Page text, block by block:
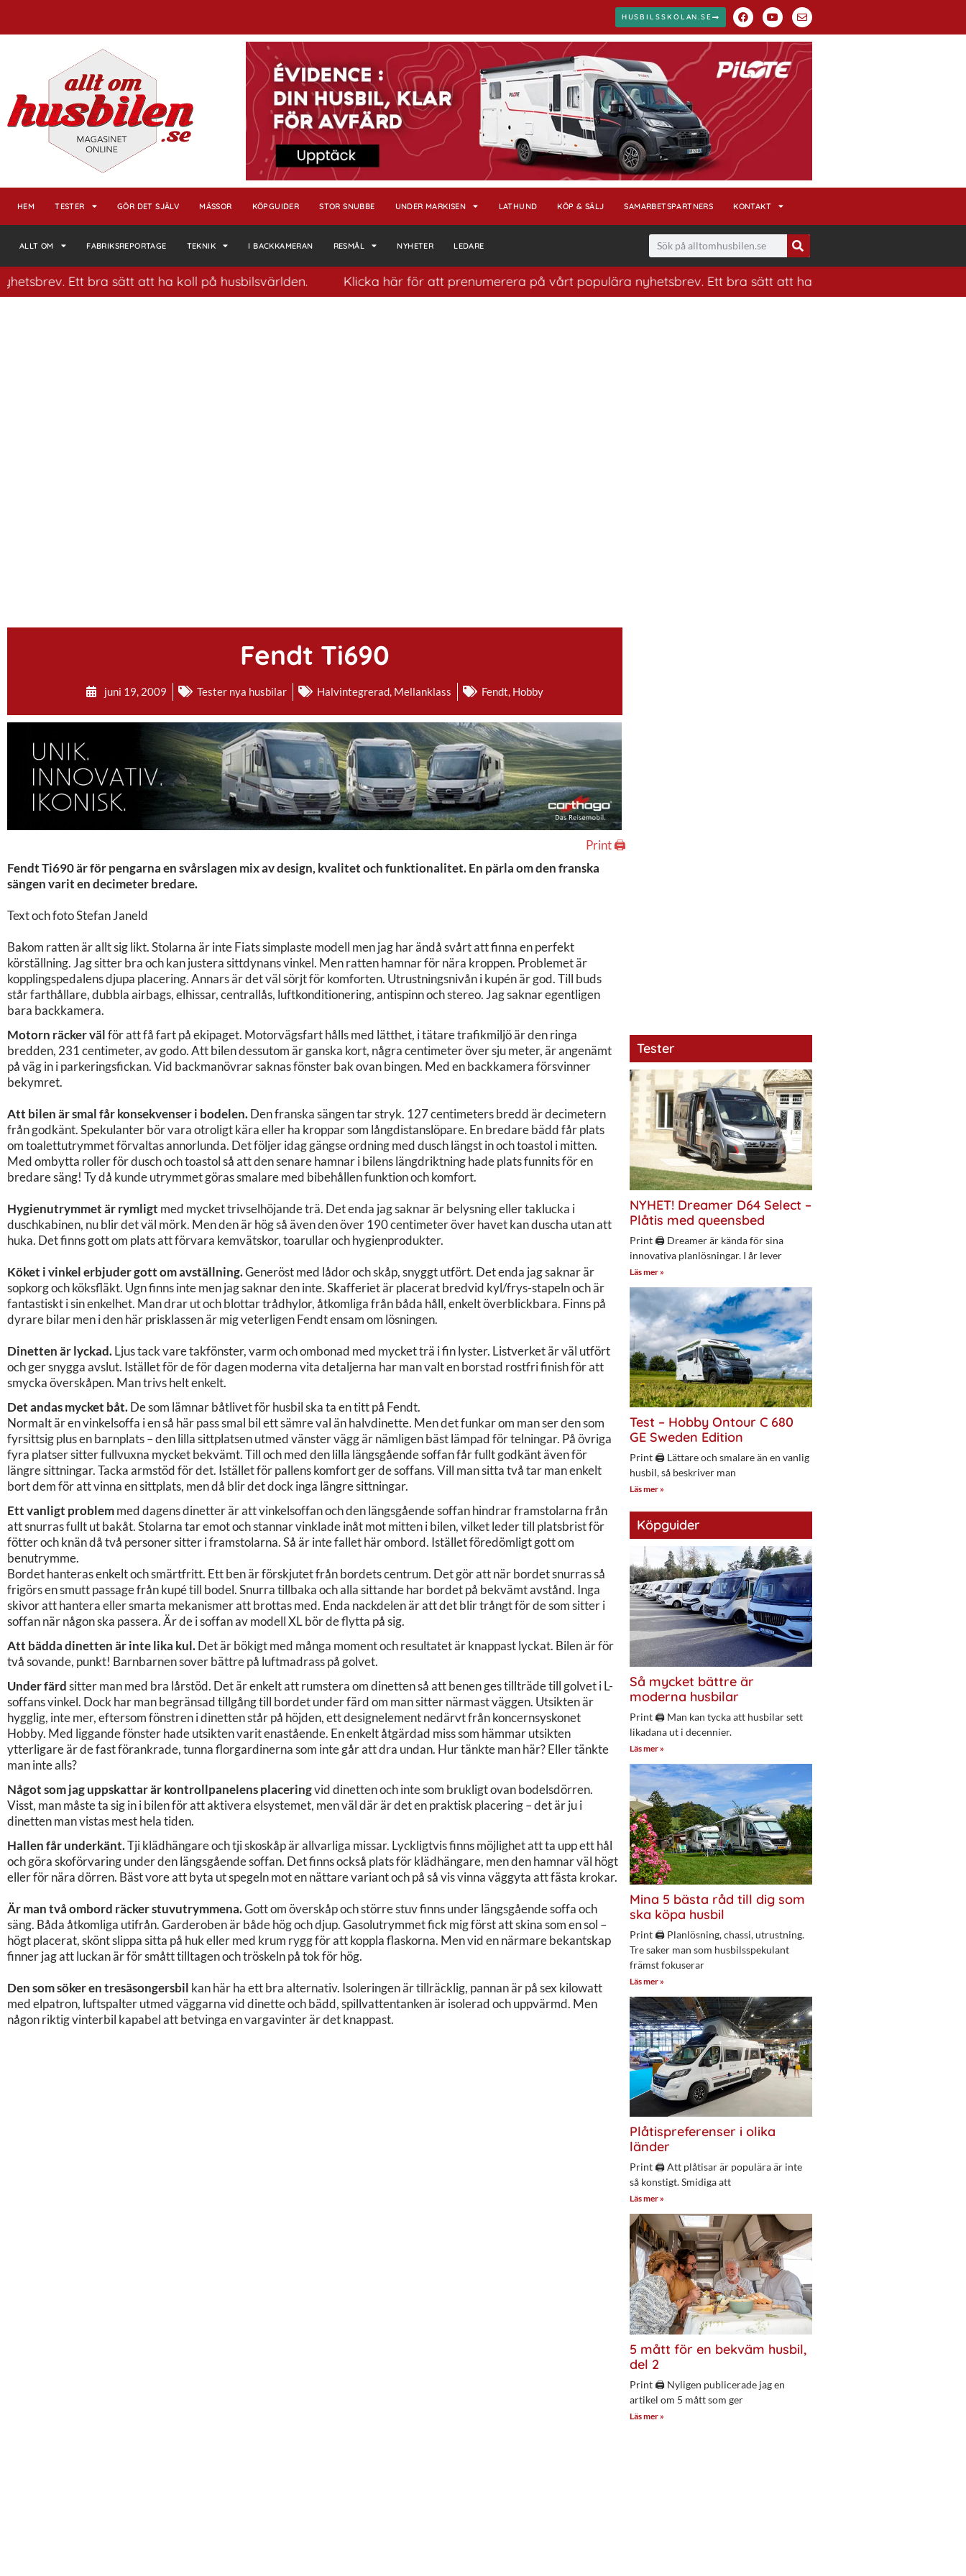
HUSBILSSKOLAN.SE
HEM TESTER GÖR DET SJÄLV MÄSSOR KÖPGUIDER STOR SNUBBE UNDER MARKISEN LATHUND KÖP & SÄLJ SAMARBETSPARTNERS KONTAKT
ALLT OM FABRIKSREPORTAGE TEKNIK I BACKKAMERAN RESMÅL NYHETER LEDARE
Ett bra sätt att ha koll på husbilsvärlden. Klicka här för att prenumerera på vårt populära nyhetsbrev. Ett bra sätt att ha koll på husbilsvärlden.
Fendt Ti690
juni 19, 2009 Tester nya husbilar Halvintegrerad, Mellanklass Fendt, Hobby
Print 🖨
Fendt Ti690 är för pengarna en svårslagen mix av design, kvalitet och funktionalitet. En pärla om den franska
sängen varit en decimeter bredare.
Text och foto Stefan Janeld
Bakom ratten är allt sig likt. Stolarna är inte Fiats simplaste modell men jag har ändå svårt att finna en perfekt
körställning. Jag sitter bra och kan justera sittdynans vinkel. Men ratten hamnar för nära kroppen. Problemet är
kopplingspedalens djupa placering. Annars är det väl sörjt för komforten. Utrustningsnivån i kupén är god. Till buds
står farthållare, dubbla airbags, elhissar, centrallås, luftkonditionering, antispinn och stereo. Jag saknar egentligen
bara backkamera.
Motorn räcker välför att få fart på ekipaget. Motorvägsfart hålls med lätthet, i tätare trafikmiljö är den ringa
bredden, 231 centimeter, av godo. Att bilen dessutom är ganska kort, några centimeter över sju meter, är angenämt
på väg in i parkeringsfickan. Vid backmanövrar saknas fönster bak ovan bingen. Med en backkamera försvinner
bekymret.
Att bilen är smal får konsekvenser i bodelen.Den franska sängen tar stryk. 127 centimeters bredd är decimetern
från godkänt. Spekulanter bör vara otroligt kära eller ha kroppar som långdistanslöpare. En bredare bädd får plats
om toalettutrymmet förvaltas annorlunda. Det följer idag gängse ordning med dusch längst in och toastol i mitten.
Med ombytta roller för dusch och toastol så att den senare hamnar i bilens längdriktning hade plats funnits för en
bredare säng! Ty då kunde utrymmet göras smalare med bibehållen funktion och komfort.
Hygienutrymmet är rymligt med mycket trivselhöjande trä. Det enda jag saknar är belysning eller taklucka i
duschkabinen, nu blir det väl mörk. Men den är hög så även den över 190 centimeter över havet kan duscha utan att
huka. Det finns gott om plats att förvara kemvätskor, toarullar och hygienprodukter.
Köket i vinkel erbjuder gott om avställning.Generöst med lådor och skåp, snyggt utfört. Det enda jag saknar är
sopkorg och köksfläkt. Ugn finns inte men jag saknar den inte. Skafferiet är placerat bredvid kyl/frys-stapeln och är
fantastiskt i sin enkelhet. Man drar ut och blottar trådhylor, åtkomliga från båda håll, enkelt överblickbara. Finns på
dyrare bilar men i den här prisklassen är mig veterligen Fendt ensam om lösningen.
Dinetten är lyckad.Ljus tack vare takfönster, varm och ombonad med mycket trä i fin lyster. Listverket är väl utfört
och ger snygga avslut. Istället för de för dagen moderna vita detaljerna har man valt en borstad rostfri finish för att
smycka överskåpen. Man trivs helt enkelt.
Det andas mycket båt.De som lämnar båtlivet för husbil ska ta en titt på Fendt.
Normalt är en vinkelsoffa i en så här pass smal bil ett sämre val än halvdinette. Men det funkar om man ser den som
fyrsittsig plus en barnplats – den lilla sittplatsen utmed vänster vägg är nämligen bäst lämpad för telningar. På övriga
fyra platser sitter fullvuxna mycket bekvämt. Till och med den lilla längsgående soffan får fullt godkänt även för
längre sittningar. Tacka armstöd för det. Istället för pallens komfort ger de soffans. Vill man sitta två tar man enkelt
bort dem för att vinna en sittplats, men då blir det dock inga längre sittningar.
Ett vanligt problemmed dagens dinetter är att vinkelsoffan och den längsgående soffan hindrar framstolarna från
att snurras fullt ut bakåt. Stolarna tar emot och stannar vinklade inåt mot mitten i bilen, vilket leder till platsbrist för
fötter och knän då två personer sitter i framstolarna. Så är inte fallet här ombord. Istället föredömligt gott om
benutrymme.
Bordet hanteras enkelt och smärtfritt. Ett ben är förskjutet från bordets centrum. Det gör att när bordet snurras så
frigörs en smutt passage från kupé till bodel. Snurra tillbaka och alla sittande har bordet på bekvämt avstånd. Inga
skivor att hantera eller smarta mekanismer att brottas med. Enda nackdelen är att det blir trångt för de som sitter i
soffan när någon ska passera. Är de i soffan av modell XL bör de flytta på sig.
Att bädda dinetten är inte lika kul.Det är bökigt med många moment och resultatet är knappast lyckat. Bilen är för
två sovande, punkt! Barnbarnen sover bättre på luftmadrass på golvet.
Under färdsitter man med bra lårstöd. Det är enkelt att rumstera om dinetten så att benen ges tillträde till golvet i L-
soffans vinkel. Dock har man begränsad tillgång till bordet under färd om man sitter närmast väggen. Utsikten är
hygglig, inte mer, eftersom fönstren i dinetten står på höjden, ett designelement nedärvt från koncernsyskonet
Hobby. Med liggande fönster hade utsikten varit enastående. En enkelt åtgärdad miss som hämmar utsikten
ytterligare är de fast förankrade, tunna florgardinerna som inte går att dra undan. Hur tänkte man här? Eller tänkte
man inte alls?
Något som jag uppskattar är kontrollpanelens placeringvid dinetten och inte som brukligt ovan bodelsdörren.
Visst, man måste ta sig in i bilen för att aktivera elsystemet, men väl där är det en praktisk placering – det är ju i
dinetten man vistas mest hela tiden.
Hallen får underkänt.Tji klädhängare och tji skoskåp är allvarliga missar. Lyckligtvis finns möjlighet att ta upp ett hål
och göra skoförvaring under den längsgående soffan. Det finns också plats för klädhängare, men den hamnar väl högt
eller för nära dörren. Bäst vore att byta ut spegeln mot en nättare variant och på så vis vinna väggyta att fästa krokar.
Är man två ombord räcker stuvutrymmena.Gott om överskåp och större stuv finns under längsgående soffa och
säng. Båda åtkomliga utifrån. Garderoben är både hög och djup. Gasolutrymmet fick mig först att skina som en sol –
högt placerat, skönt slippa sitta på huk eller med krum rygg för att koppla flaskorna. Men vid en närmare bekantskap
finner jag att luckan är för smått tilltagen och tröskeln på tok för hög.
Den som söker en tresäsongersbil kan här ha ett bra alternativ. Isoleringen är tillräcklig, pannan är på sex kilowatt
med elpatron, luftspalter utmed väggarna vid dinette och bädd, spillvattentanken är isolerad och uppvärmd. Men
någon riktig vinterbil kapabel att betvinga en vargavinter är det knappast.
Tester
NYHET! Dreamer D64 Select –
Plåtis med queensbed
Print 🖨 Dreamer är kända för sina
innovativa planlösningar. I år lever
Läs mer »
Test – Hobby Ontour C 680
GE Sweden Edition
Print 🖨 Lättare och smalare än en vanlig
husbil, så beskriver man
Läs mer »
Köpguider
Så mycket bättre är
moderna husbilar
Print 🖨 Man kan tycka att husbilar sett
likadana ut i decennier.
Läs mer »
Mina 5 bästa råd till dig som
ska köpa husbil
Print 🖨 Planlösning, chassi, utrustning.
Tre saker man som husbilsspekulant
främst fokuserar
Läs mer »
Plåtispreferenser i olika
länder
Print 🖨 Att plåtisar är populära är inte
så konstigt. Smidiga att
Läs mer »
5 mått för en bekväm husbil,
del 2
Print 🖨 Nyligen publicerade jag en
artikel om 5 mått som ger
Läs mer »